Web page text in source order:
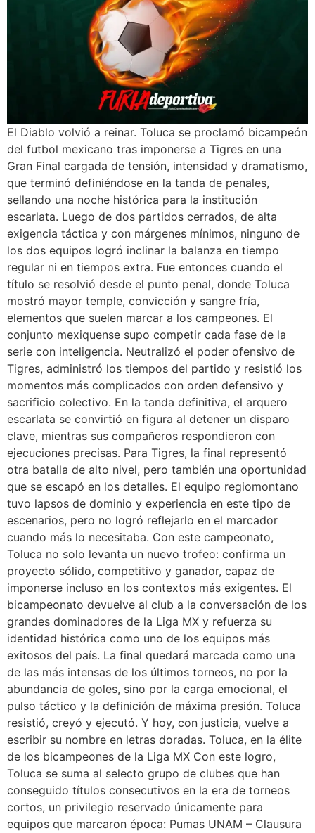
El Diablo volvió a reinar. Toluca se proclamó bicampeón
del futbol mexicano tras imponerse a Tigres en una
Gran Final cargada de tensión, intensidad y dramatismo,
que terminó definiéndose en la tanda de penales,
sellando una noche histórica para la institución
escarlata. Luego de dos partidos cerrados, de alta
exigencia táctica y con márgenes mínimos, ninguno de
los dos equipos logró inclinar la balanza en tiempo
regular ni en tiempos extra. Fue entonces cuando el
título se resolvió desde el punto penal, donde Toluca
mostró mayor temple, convicción y sangre fría,
elementos que suelen marcar a los campeones. El
conjunto mexiquense supo competir cada fase de la
serie con inteligencia. Neutralizó el poder ofensivo de
Tigres, administró los tiempos del partido y resistió los
momentos más complicados con orden defensivo y
sacrificio colectivo. En la tanda definitiva, el arquero
escarlata se convirtió en figura al detener un disparo
clave, mientras sus compañeros respondieron con
ejecuciones precisas. Para Tigres, la final representó
otra batalla de alto nivel, pero también una oportunidad
que se escapó en los detalles. El equipo regiomontano
tuvo lapsos de dominio y experiencia en este tipo de
escenarios, pero no logró reflejarlo en el marcador
cuando más lo necesitaba. Con este campeonato,
Toluca no solo levanta un nuevo trofeo: confirma un
proyecto sólido, competitivo y ganador, capaz de
imponerse incluso en los contextos más exigentes. El
bicampeonato devuelve al club a la conversación de los
grandes dominadores de la Liga MX y refuerza su
identidad histórica como uno de los equipos más
exitosos del país. La final quedará marcada como una
de las más intensas de los últimos torneos, no por la
abundancia de goles, sino por la carga emocional, el
pulso táctico y la definición de máxima presión. Toluca
resistió, creyó y ejecutó. Y hoy, con justicia, vuelve a
escribir su nombre en letras doradas. Toluca, en la élite
de los bicampeones de la Liga MX Con este logro,
Toluca se suma al selecto grupo de clubes que han
conseguido títulos consecutivos en la era de torneos
cortos, un privilegio reservado únicamente para
equipos que marcaron época: Pumas UNAM – Clausura